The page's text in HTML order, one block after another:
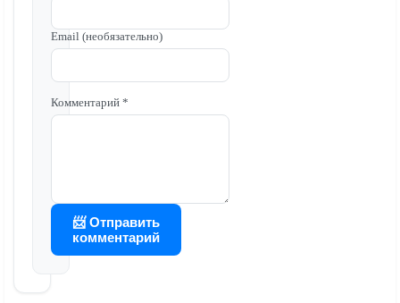
Email (необязательно)
Комментарий *
📨 Отправить
комментарий